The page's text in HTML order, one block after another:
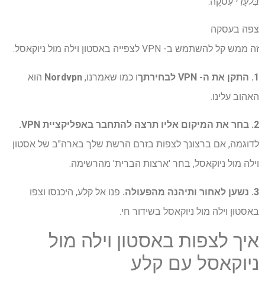
צפה בעסקה
זה ממש קל להשתמש ב- VPN לצפייה באסטון וילה מול ניוקאסל.
1. התקן את ה- VPN לבחירתך ו כמו שאמרנו, Nordvpn הוא
האהוב עלינו.
2. בחר את המיקום אליו תרצה להתחבר באפליקציית VPN.
לדוגמה, אם ברצונך לצפות בזרם הרשת שלך בארה"ב של אסטון
וילה מול ניוקאסל, בחר 'ארצות הברית' מהרשימה.
3. נשען לאחור ותיהנה מהפעולה.
פנו אל קלע, היכנסו וצפו
באסטון וילה מול ניוקאסל בשידור חי.
איך לצפות באסטון וילה מול
ניוקאסל עם קלע